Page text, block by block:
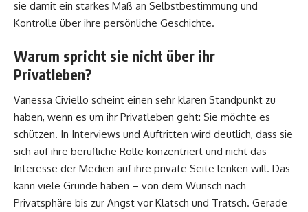
sie damit ein starkes Maß an Selbstbestimmung und
Kontrolle über ihre persönliche Geschichte.
Warum spricht sie nicht über ihr
Privatleben?
Vanessa Civiello scheint einen sehr klaren Standpunkt zu
haben, wenn es um ihr Privatleben geht: Sie möchte es
schützen. In Interviews und Auftritten wird deutlich, dass sie
sich auf ihre berufliche Rolle konzentriert und nicht das
Interesse der Medien auf ihre private Seite lenken will. Das
kann viele Gründe haben – von dem Wunsch nach
Privatsphäre bis zur Angst vor Klatsch und Tratsch. Gerade